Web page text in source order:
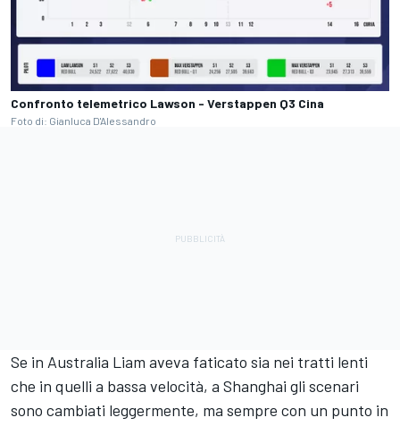
Confronto telemetrico Lawson - Verstappen Q3 Cina
Foto di: Gianluca D'Alessandro
Se in Australia Liam aveva faticato sia nei tratti lenti
che in quelli a bassa velocità, a Shanghai gli scenari
sono cambiati leggermente, ma sempre con un punto in